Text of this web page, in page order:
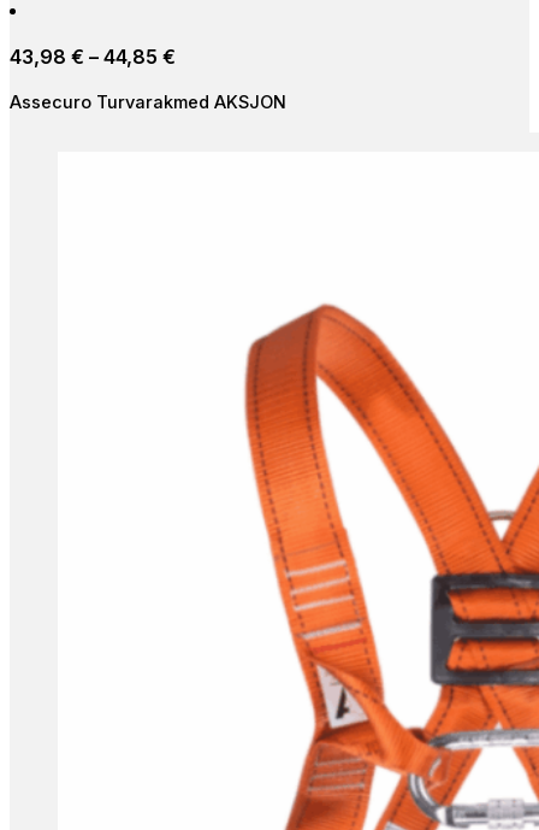
43,98 € – 44,85 €
43,98 €
Assecuro Turvarakmed AKSJON